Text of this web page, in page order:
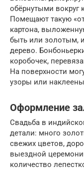
обёрнутыми вокруг
Помещают такую
картона,
быть или золотым,
дерево.
коробочек,
На поверхности
узоры или
Оформление
Свадьба в
детали: много
свежих цветов,
выездной
количество